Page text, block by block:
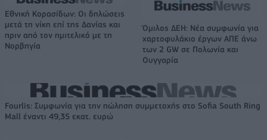
Εθνική Κορασίδων: Οι δηλώσεις
μετά τη νίκη επί της Δανίας και
πριν από τον ημιτελικό με τη
Νορβηγία
Όμιλος ΔΕΗ: Νέα συμφωνία για
χαρτοφυλάκιο έργων ΑΠΕ άνω
των 2 GW σε Πολωνία και
Ουγγαρία
Fourlis: Συμφωνία για την πώληση συμμετοχής στο Sofia South Ring
Mall έναντι 49,35 εκατ. ευρώ